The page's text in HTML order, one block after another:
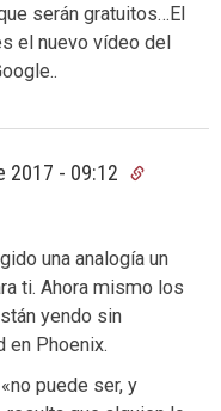
serán gratuitos…El
el nuevo vídeo del
2017 - 09:12
una analogía un
ti. Ahora mismo los
yendo sin
en Phoenix.
puede ser, y